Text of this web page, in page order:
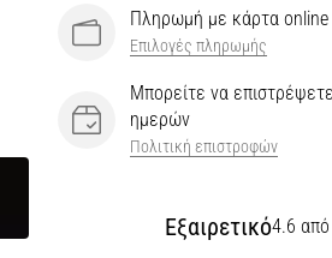
Πληρωμή με κάρτα
Επιλογές πληρωμής
Μπορείτε να
ημερών
Πολιτική επιστροφών
Εξαιρετικό4.6